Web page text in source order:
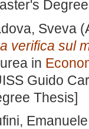
Sveva
verifica sul
in
Guido
Thesis]
Emanuele